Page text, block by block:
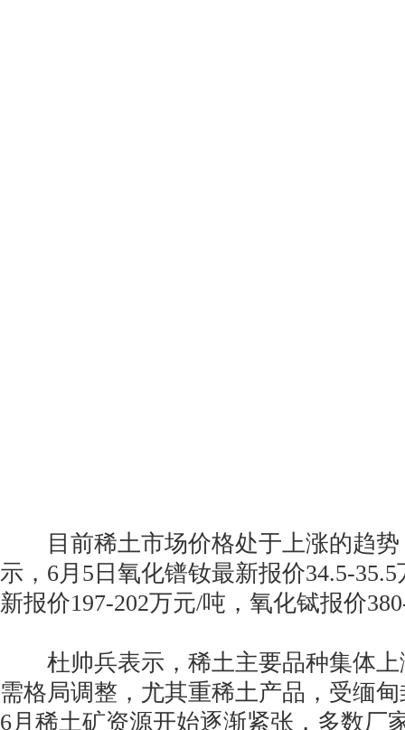
目前稀土市场价格处于上涨的趋势
示，6月5日氧化镨钕最新报价34.5-
新报价197-202万元/吨，氧化铽报价
杜帅兵表示，稀土主要品种集体上
需格局调整，尤其重稀土产品，受缅
6月稀土矿资源开始逐渐紧张，多数厂